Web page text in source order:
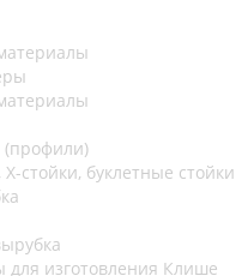
(профили)
стойки, буклетные стойки
изготовления Клише